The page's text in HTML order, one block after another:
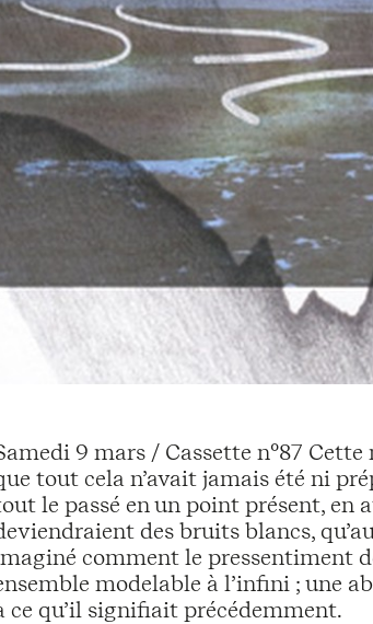
9 mars / Cassette n°87
tout cela n’avait jamais été ni
le passé en un point présent, en
des bruits blancs,
comment le pressentiment
modelable à l’infini ; une
ce qu’il signifiait précédemment.